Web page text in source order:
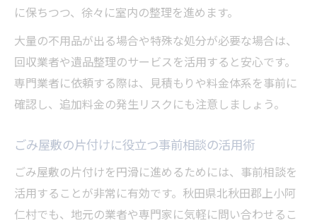
に保ちつつ、徐々に室内の整理を進めます。
大量の不用品が出る場合や特殊な処分が必要な場合は、
回収業者や遺品整理のサービスを活用すると安心です。
専門業者に依頼する際は、見積もりや料金体系を事前に
確認し、追加料金の発生リスクにも注意しましょう。
ごみ屋敷の片付けに役立つ事前相談の活用術
ごみ屋敷の片付けを円滑に進めるためには、事前相談を
活用することが非常に有効です。秋田県北秋田郡上小阿
仁村でも、地元の業者や専門家に気軽に問い合わせるこ